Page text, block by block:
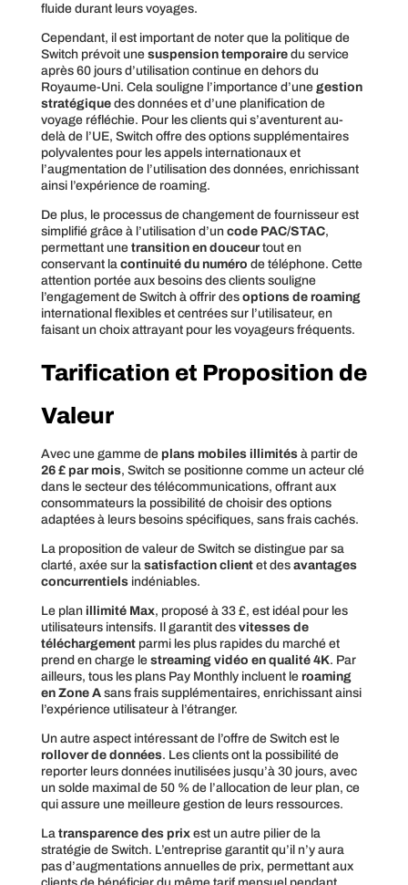
fluide durant leurs voyages.
Cependant, il est important de noter que la politique de
Switch prévoit une suspension temporairedu service
après 60 jours d’utilisation continue en dehors du
Royaume-Uni. Cela souligne l’importance d’une gestion
stratégiquedes données et d’une planification de
voyage réfléchie. Pour les clients qui s’aventurent au-
delà de l’UE, Switch offre des options supplémentaires
polyvalentes pour les appels internationaux et
l’augmentation de l’utilisation des données, enrichissant
ainsi l’expérience de roaming.
De plus, le processus de changement de fournisseur est
simplifié grâce à l’utilisation d’un code PAC/STAC,
permettant une transition en douceurtout en
conservant la continuité du numéro de téléphone. Cette
attention portée aux besoins des clients souligne
l’engagement de Switch à offrir des options de roaming
international flexibles et centrées sur l’utilisateur, en
faisant un choix attrayant pour les voyageurs fréquents.
Tarification et Proposition de
Valeur
Avec une gamme de plans mobiles illimitésà partir de
26 £ par mois, Switch se positionne comme un acteur clé
dans le secteur des télécommunications, offrant aux
consommateurs la possibilité de choisir des options
adaptées à leurs besoins spécifiques, sans frais cachés.
La proposition de valeur de Switch se distingue par sa
clarté, axée sur la satisfaction clientet des avantages
concurrentielsindéniables.
Le plan illimité Max, proposé à 33 £, est idéal pour les
utilisateurs intensifs. Il garantit des vitesses de
téléchargementparmi les plus rapides du marché et
prend en charge le streaming vidéo en qualité 4K. Par
ailleurs, tous les plans Pay Monthly incluent le roaming
en Zone Asans frais supplémentaires, enrichissant ainsi
l’expérience utilisateur à l’étranger.
Un autre aspect intéressant de l’offre de Switch est le
rollover de données. Les clients ont la possibilité de
reporter leurs données inutilisées jusqu’à 30 jours, avec
un solde maximal de 50 % de l’allocation de leur plan, ce
qui assure une meilleure gestion de leurs ressources.
La transparence des prixest un autre pilier de la
stratégie de Switch. L’entreprise garantit qu’il n’y aura
pas d’augmentations annuelles de prix, permettant aux